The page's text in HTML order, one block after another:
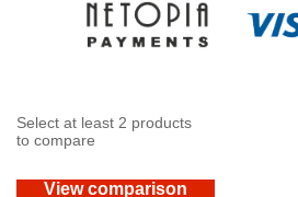
Select at least 2 products
to compare
View comparison